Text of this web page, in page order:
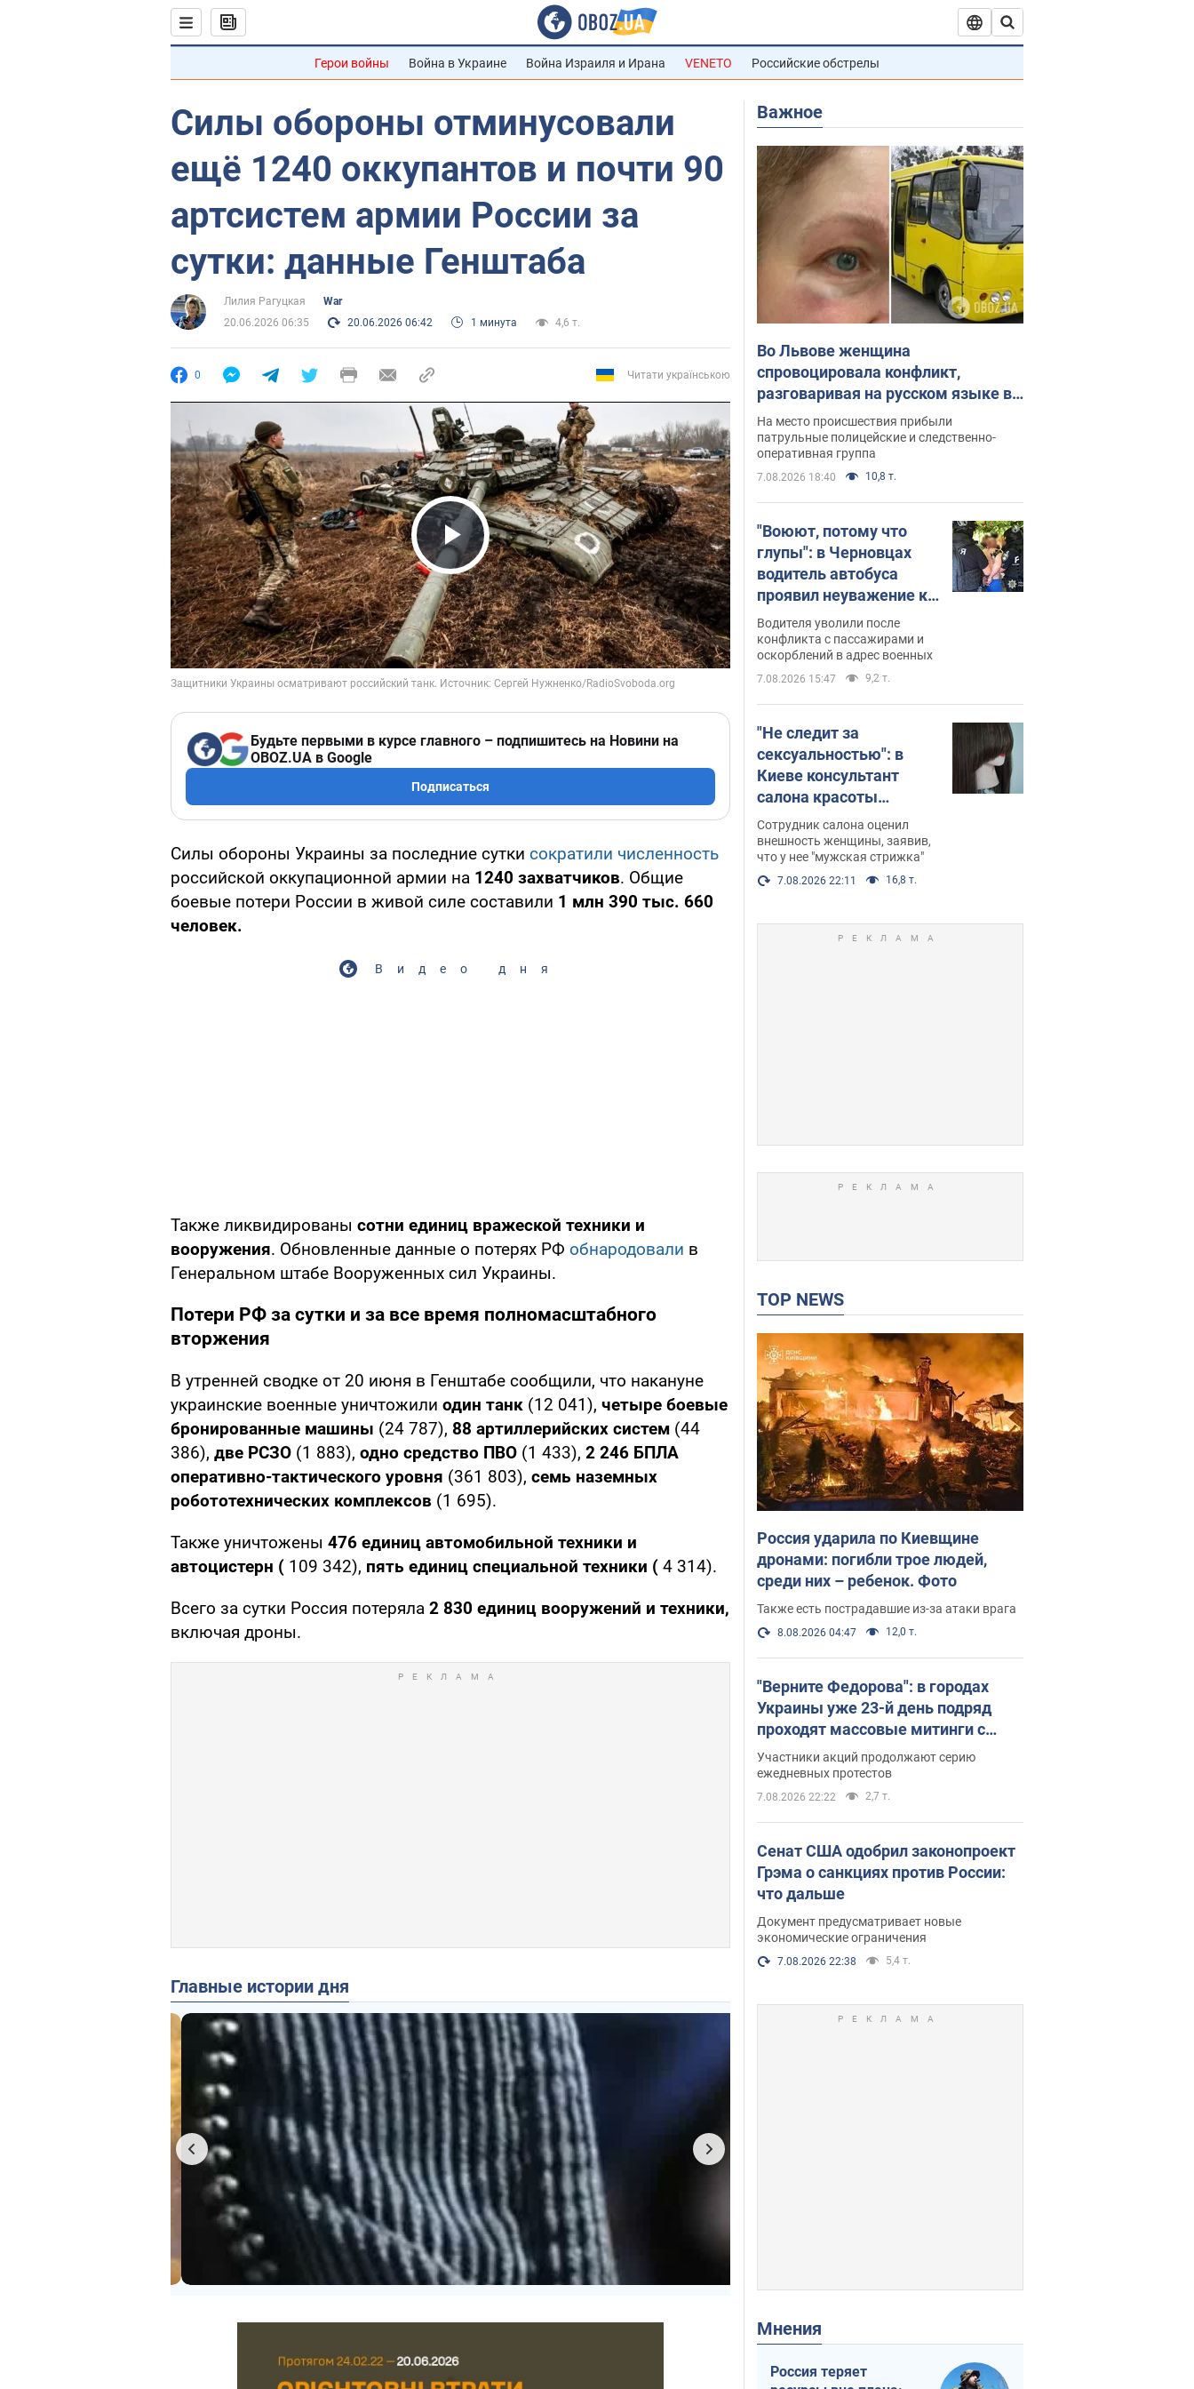
Герои войны Война в Украине Война Израиля и Ирана VENETO Российские обстрелы
Силы обороны отминусовали
ещё 1240 оккупантов и почти 90
артсистем армии России за
сутки: данные Генштаба
Лилия Рагуцкая
War
20.06.2026 06:35
20.06.2026 06:42 1 минута 4,6 т.
0 Читати українською
Play Video
Будьте первыми в курсе главного – подпишитесь на Новини на
OBOZ.UA в Google
Подписаться
Силы обороны Украины за последние сутки сократили численность
российской оккупационной армии на 1240 захватчиков. Общие
боевые потери России в живой силе составили 1 млн 390 тыс. 660
человек.
Видео дня
Также ликвидированы сотни единиц вражеской техники и
вооружения. Обновленные данные о потерях РФ обнародовали в
Генеральном штабе Вооруженных сил Украины.
Потери РФ за сутки и за все время полномасштабного
вторжения
В утренней сводке от 20 июня в Генштабе сообщили, что накануне
украинские военные уничтожили один танк (12 041), четыре боевые
бронированные машины (24 787), 88 артиллерийских систем (44
386), две РСЗО (1 883), одно средство ПВО (1 433), 2 246 БПЛА
оперативно-тактического уровня (361 803), семь наземных
робототехнических комплексов (1 695).
Также уничтожены 476 единиц автомобильной техники и
автоцистерн ( 109 342), пять единиц специальной техники ( 4 314).
Всего за сутки Россия потеряла 2 830 единиц вооружений и техники,
включая дроны.
Главные истории дня
Важное
Во Львове женщина
спровоцировала конфликт,
разговаривая на русском языке в
маршрутке: полиция составила
административный протокол.
Видео
На место происшествия прибыли
патрульные полицейские и следственно-
оперативная группа
7.08.2026 18:40 10,8 т.
"Воюют, потому что
глупы": в Черновцах
водитель автобуса
проявил неуважение к
украинским военным и
поплатился за это.
Видео
Водителя уволили после
конфликта с пассажирами и
оскорблений в адрес военных
7.08.2026 15:47 9,2 т.
"Не следит за
сексуальностью": в
Киеве консультант
салона красоты
оскорбил женщину
после химиотерапии,
разгорелся скандал.
Фото
Сотрудник салона оценил
внешность женщины, заявив,
что у нее "мужская стрижка"
7.08.2026 22:11 16,8 т.
TOP NEWS
Россия ударила по Киевщине
дронами: погибли трое людей,
среди них – ребенок. Фото
Также есть пострадавшие из-за атаки врага
8.08.2026 04:47 12,0 т.
"Верните Федорова": в городах
Украины уже 23-й день подряд
проходят массовые митинги с
плакатами. Фото и видео
Участники акций продолжают серию
ежедневных протестов
7.08.2026 22:22 2,7 т.
Сенат США одобрил законопроект
Грэма о санкциях против России:
что дальше
Документ предусматривает новые
экономические ограничения
7.08.2026 22:38 5,4 т.
Мнения
Россия теряет